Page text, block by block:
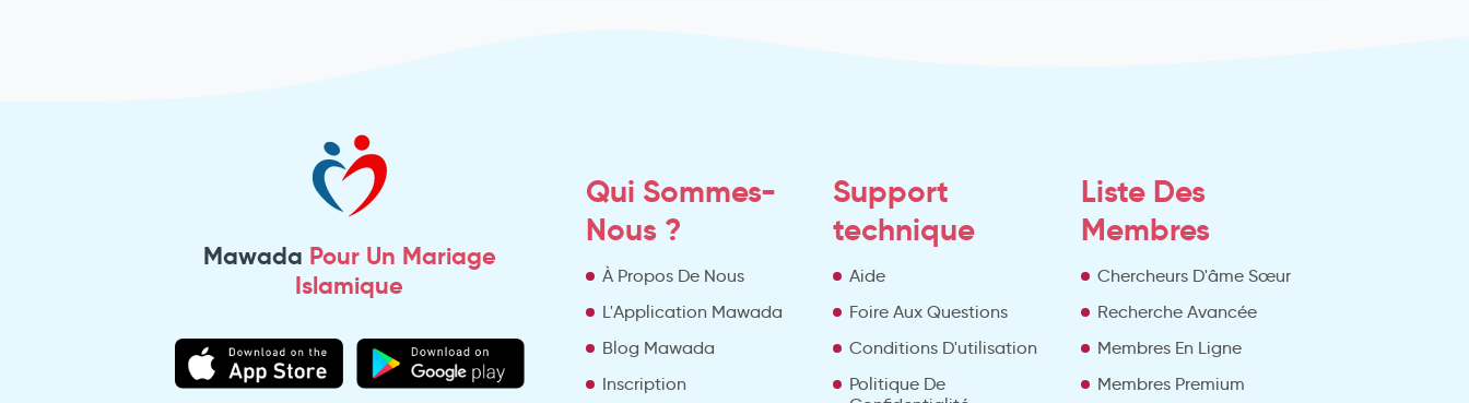
Mawada Pour Un Mariage
Islamique
Qui Sommes-
Nous ?
À Propos De Nous
L'Application Mawada
Blog Mawada
Inscription
Support
technique
Aide
Foire Aux Questions
Conditions D'utilisation
Politique De
Liste Des
Membres
Chercheurs D'âme Sœur
Recherche Avancée
Membres En Ligne
Membres Premium